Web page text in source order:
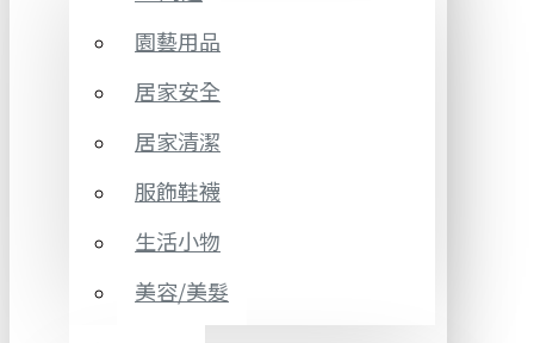
園藝用品
居家安全
居家清潔
服飾鞋襪
生活小物
美容/美髮